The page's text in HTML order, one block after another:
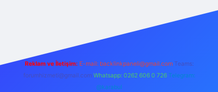
Reklam ve İletişim: E-mail: backlinkpaneli@gmail.com Teams:
forumhizmeti@gmail.com Whatsapp: 0262 606 0 726 Telegram:
@karabul